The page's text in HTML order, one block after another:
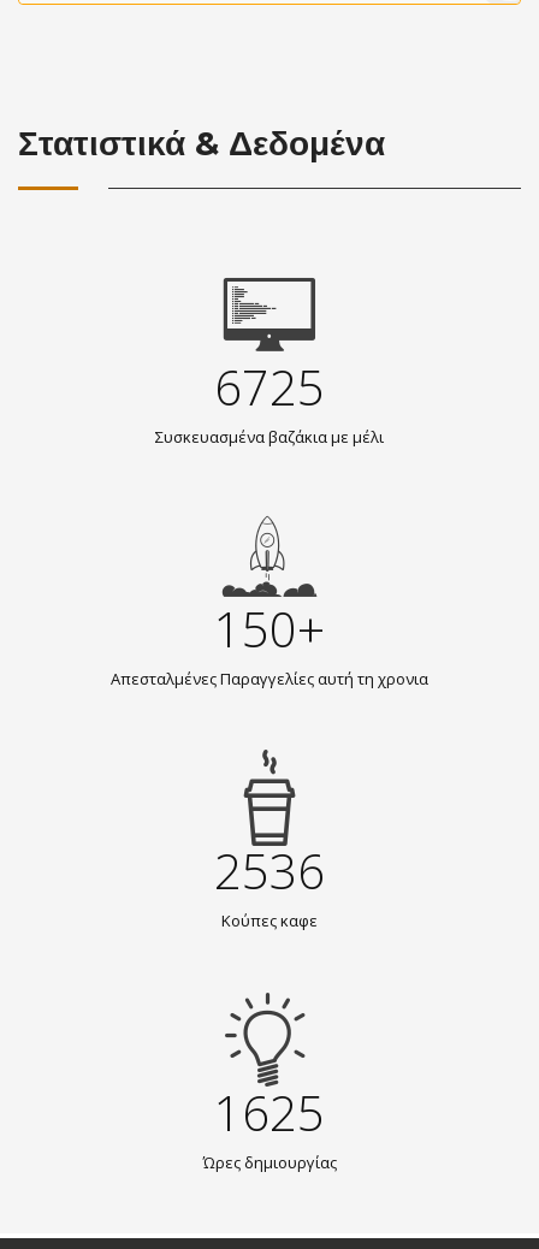
Στατιστικά & Δεδομένα
6725
Συσκευασμένα βαζάκια με μέλι
150+
Απεσταλμένες Παραγγελίες αυτή τη χρονια
2536
Κούπες καφε
1625
Ώρες δημιουργίας